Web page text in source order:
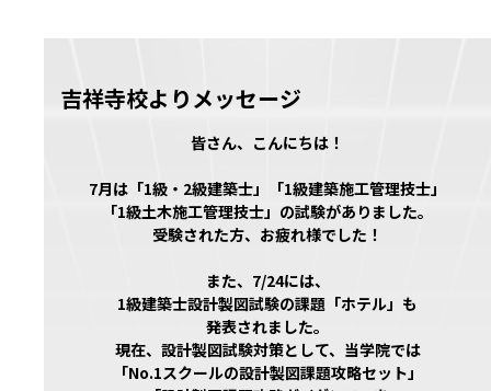
吉祥寺校よりメッセージ
皆さん、こんにちは！
7月は「1級・2級建築士」「1級建築施工管理技士」
「1級土木施工管理技士」の試験がありました。
受験された方、お疲れ様でした！
また、7/24には、
1級建築士設計製図試験の課題「ホテル」も
発表されました。
現在、設計製図試験対策として、当学院では
「No.1スクールの設計製図課題攻略セット」